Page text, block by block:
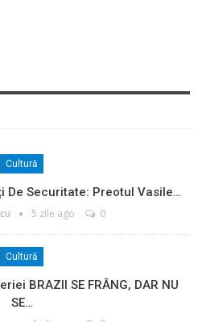
Cultură
De Securitate: Preotul Vasile…
5 zile ago 0
Cultură
BRAZII SE FRÂNG, DAR NU
SE…